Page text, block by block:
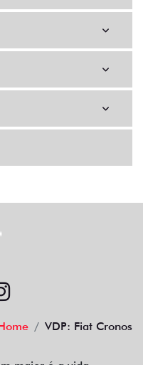
VDP: Fiat Cronos